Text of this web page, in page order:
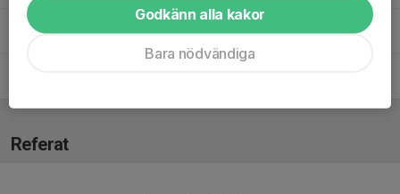
Jun Khan HewTränare
Referat
Godkänn alla kakor
Bara nödvändiga